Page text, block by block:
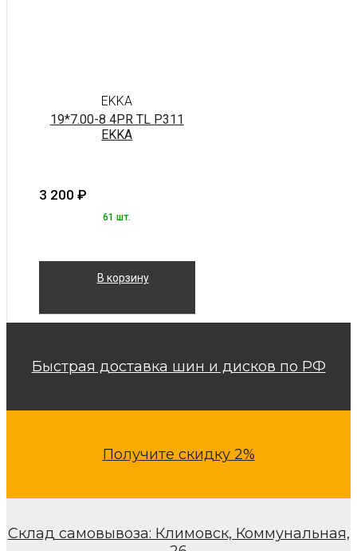
EKKA
19*7.00-8 4PR TL P311
EKKA
3 200 ₽
61 шт.
В корзину
Быстрая доставка шин и дисков по РФ
Получите скидку 2%
Склад самовывоза: Климовск, Коммунальная,